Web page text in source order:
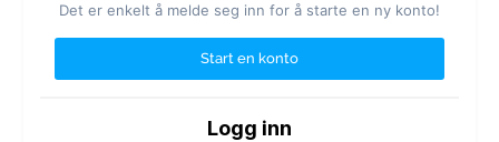
Det er enkelt å melde seg inn for å starte en ny konto!
Start en konto
Logg inn